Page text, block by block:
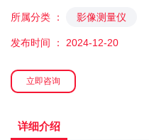
所属分类 ： 影像测量仪
发布时间 ： 2024-12-20
立即咨询
详细介绍